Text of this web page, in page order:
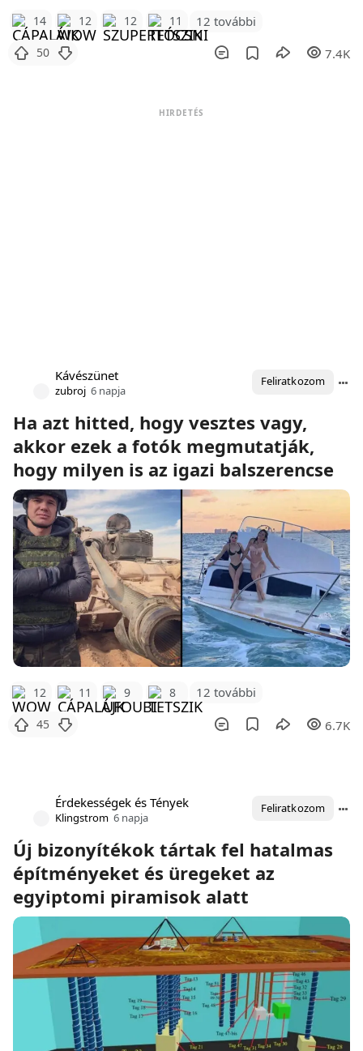
14 12 12 11 12 további
50 7.4K
HIRDETÉS
Kávészünet
zubroj 6 napja
Feliratkozom
Ha azt hitted, hogy vesztes vagy,
akkor ezek a fotók megmutatják,
hogy milyen is az igazi balszerencse
12 11 9 8 12 további
45 6.7K
Érdekességek és Tények
Klingstrom 6 napja
Feliratkozom
Új bizonyítékok tártak fel hatalmas
építményeket és üregeket az
egyiptomi piramisok alatt